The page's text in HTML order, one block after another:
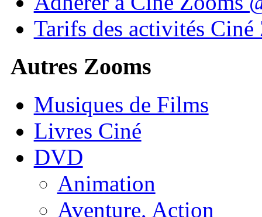
Tarifs des activités Ciné
Autres Zooms
Musiques de Films
Livres Ciné
DVD
Animation
Aventure, Action